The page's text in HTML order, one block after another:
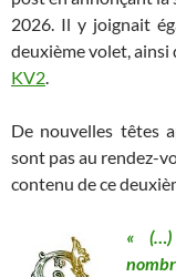
2026. Il y joignait
deuxième volet, ainsi
KV2.
De nouvelles têtes
sont pas au rendez-
contenu de ce
« (…)